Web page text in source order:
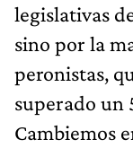
legislativas
sino por la
peronistas,
superado un
Cambiemos